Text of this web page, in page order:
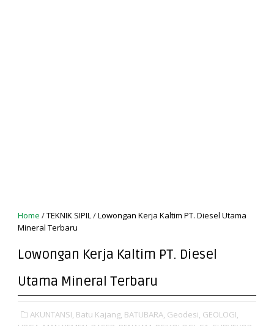
Home /TEKNIK SIPIL/Lowongan Kerja Kaltim PT. Diesel Utama
Mineral Terbaru
Lowongan Kerja Kaltim PT. Diesel
Utama Mineral Terbaru
AKUNTANSI, Batu Kajang, BATUBARA, Geodesi, GEOLOGI,